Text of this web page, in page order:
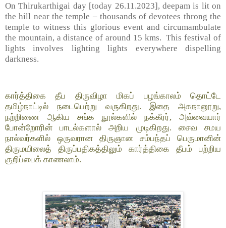
On Thirukarthigai day [today 26.11.2023], deepam is lit on
the hill near the temple – thousands of devotees throng the
temple to witness this glorious event and circumambulate
the mountain, a distance of around 15 kms. This festival of
lights involves lighting lights everywhere dispelling
darkness.
கார்த்திகை தீப திருவிழா மிகப் பழங்காலம் தொட்டே
தமிழ்நாட்டில் நடைபெற்று வருகிறது. இதை அகநானூறு,
நற்றிணை ஆகிய சங்க நூல்களில் நக்கீரர், அவ்வையார்
போன்றோரின் பாடல்களால் அறிய முடிகிறது. சைவ சமய
நால்வர்களில் ஒருவரான திருஞான சம்பந்தப் பெருமானின்
திருமயிலைத் திருப்பதிகத்திலும் கார்த்திகை தீபம் பற்றிய
குறிப்பைக் காணலாம்.